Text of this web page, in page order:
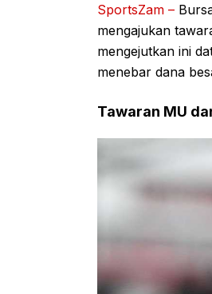
SportsZam –
mengajukan
mengejutkan ini
menebar dana
Tawaran MU